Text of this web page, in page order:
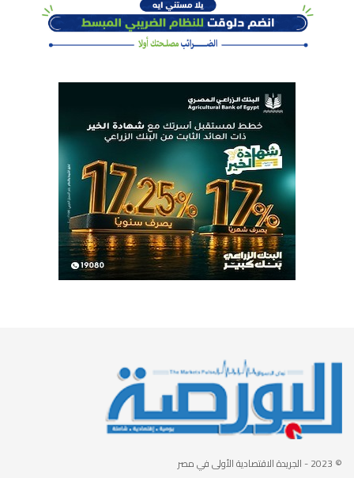
© 2023 - الجريدة الاقتصادية الأولى في مصر